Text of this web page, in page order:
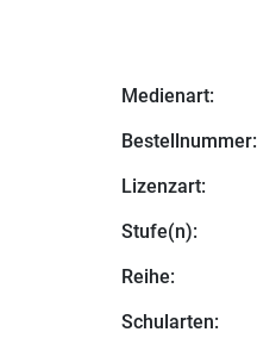
Medienart:
Bestellnummer:
Lizenzart:
Stufe(n):
Reihe:
Schularten: